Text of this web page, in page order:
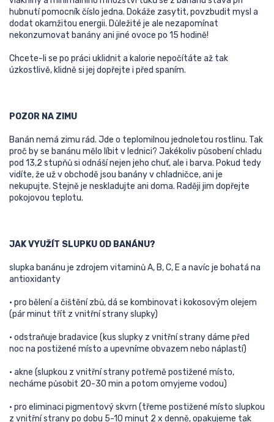
hubnutí pomocník číslo jedna. Dokáže zasytit, povzbudit mysl a
dodat okamžitou energii. Důležité je ale nezapomínat
nekonzumovat banány ani jiné ovoce po 15 hodině!
Chcete-li se po práci uklidnit a kalorie nepočítáte až tak
úzkostlivě, klidně si jej dopřejte i před spaním.
POZOR NA ZIMU
Banán nemá zimu rád. Jde o teplomilnou jednoletou rostlinu. Tak
proč by se banánu mělo líbit v lednici? Jakékoliv působení chladu
pod 13,2 stupňů si odnáší nejen jeho chuť, ale i barva. Pokud tedy
vidíte, že už v obchodě jsou banány v chladničce, ani je
nekupujte. Stejně je neskladujte ani doma. Raději jim dopřejte
pokojovou teplotu.
JAK VYUŽÍT SLUPKU OD BANÁNU?
slupka banánu je zdrojem vitaminů A, B, C, E a navíc je bohatá na
antioxidanty
• pro bělení a čištění zbů, dá se kombinovat i kokosovým olejem
(pár minut třít z vnitřní strany slupky)
• odstraňuje bradavice (kus slupky z vnitřní strany dáme před
noc na postižené místo a upevníme obvazem nebo náplastí)
• akne (slupkou z vnitřní strany potřemě postižené místo,
necháme působit 20-30 min a potom omyjeme vodou)
• pro eliminaci pigmentový skvrn (třeme postižené místo slupkou
z vnitřní strany po dobu 5-10 minut 2 x denně, opakujeme tak